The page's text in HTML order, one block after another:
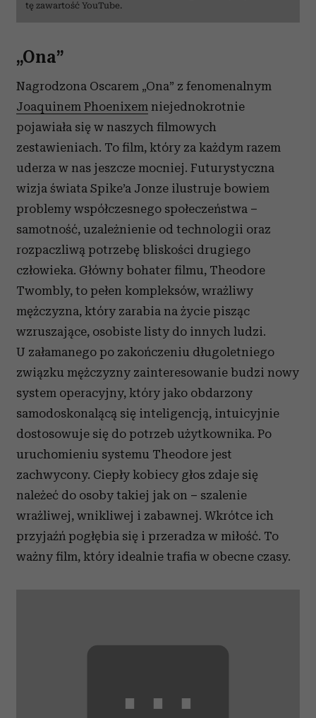
tę zawartość YouTube.
„Ona”
Nagrodzona Oscarem „Ona” z fenomenalnym
Joaquinem Phoenixem niejednokrotnie
pojawiała się w naszych filmowych
zestawieniach. To film, który za każdym razem
uderza w nas jeszcze mocniej. Futurystyczna
wizja świata Spike’a Jonze ilustruje bowiem
problemy współczesnego społeczeństwa –
samotność, uzależnienie od technologii oraz
rozpaczliwą potrzebę bliskości drugiego
człowieka. Główny bohater filmu, Theodore
Twombly, to pełen kompleksów, wrażliwy
mężczyzna, który zarabia na życie pisząc
wzruszające, osobiste listy do innych ludzi.
U załamanego po zakończeniu długoletniego
związku mężczyzny zainteresowanie budzi nowy
system operacyjny, który jako obdarzony
samodoskonalącą się inteligencją, intuicyjnie
dostosowuje się do potrzeb użytkownika. Po
uruchomieniu systemu Theodore jest
zachwycony. Ciepły kobiecy głos zdaje się
należeć do osoby takiej jak on – szalenie
wrażliwej, wnikliwej i zabawnej. Wkrótce ich
przyjaźń pogłębia się i przeradza w miłość. To
ważny film, który idealnie trafia w obecne czasy.